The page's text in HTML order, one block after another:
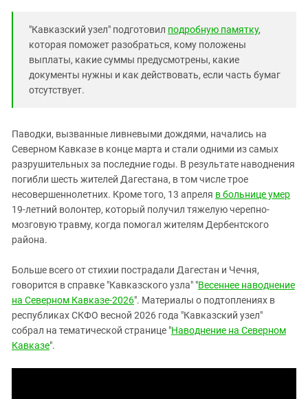
"Кавказский узел" подготовил подробную памятку,
которая поможет разобраться, кому положены
выплаты, какие суммы предусмотрены, какие
документы нужны и как действовать, если часть бумаг
отсутствует.
Паводки, вызванные ливневыми дождями, начались на
Северном Кавказе в конце марта и стали одними из самых
разрушительных за последние годы. В результате наводнения
погибли шесть жителей Дагестана, в том числе трое
несовершеннолетних. Кроме того, 13 апреля в больнице умер
19-летний волонтер, который получил тяжелую черепно-
мозговую травму, когда помогал жителям Дербентского
района.
Больше всего от стихии пострадали Дагестан и Чечня,
говорится в справке "Кавказского узла" "Весеннее наводнение
на Северном Кавказе-2026". Материалы о подтоплениях в
республиках СКФО весной 2026 года "Кавказский узел"
собрал на тематической странице "Наводнение на Северном
Кавказе".